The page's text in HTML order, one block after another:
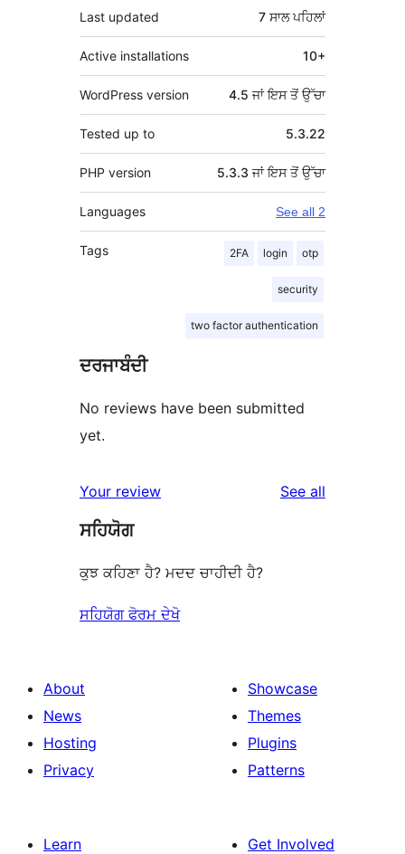
Last updated 7 ਸਾਲਪਹਿਲਾਂ
Active installations 10+
WordPress version 4.5 ਜਾਂ ਇਸ ਤੋਂ ਉੱਚਾ
Tested up to 5.3.22
PHP version 5.3.3 ਜਾਂ ਇਸ ਤੋਂ ਉੱਚਾ
Languages See all 2
Tags 2FA login otp
security
two factor authentication
ਦਰਜਾਬੰਦੀ
No reviews have been submitted
yet.
Your review See all
ਸਹਿਯੋਗ
ਕੁਝ ਕਹਿਣਾ ਹੈ? ਮਦਦ ਚਾਹੀਦੀ ਹੈ?
ਸਹਿਯੋਗ ਫੋਰਮ ਦੇਖੋ
About
News
Hosting
Privacy
Showcase
Themes
Plugins
Patterns
Learn
Get Involved